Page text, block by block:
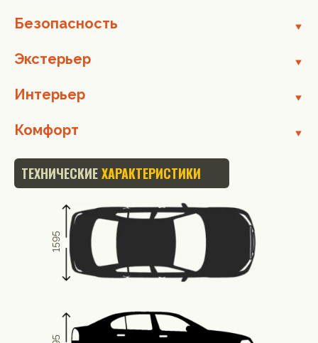
Безопасность
Экстерьер
Интерьер
Комфорт
ТЕХНИЧЕСКИЕХАРАКТЕРИСТИКИ
1595